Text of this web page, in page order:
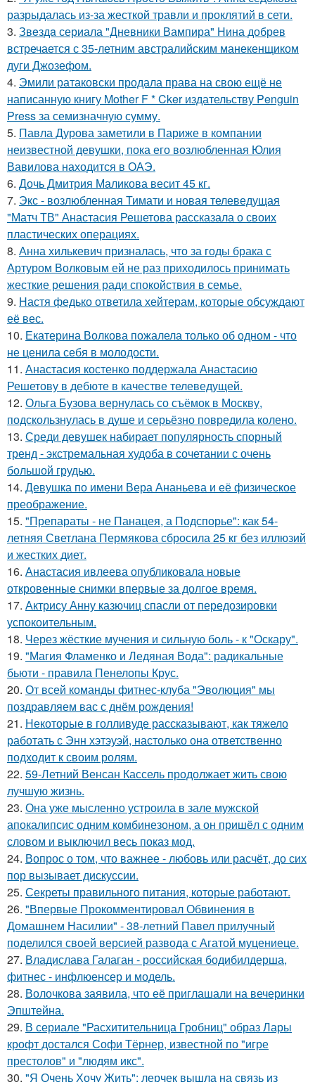
разрыдалась из-за жесткой травли и проклятий в сети.
3. Звeздa сериала "Дневники Вампира" Нина добрев
встречается с 35-летним австралийским манекенщиком
дуги Джозефом.
4. Эмили ратаковски продала права на свою ещё не
написанную книгу Mother F * Cker издательству Penguin
Press за семизначную сумму.
5. Павла Дурова заметили в Париже в компании
неизвестной девушки, пока его возлюбленная Юлия
Вавилова находится в ОАЭ.
6. Дочь Дмитрия Маликова весит 45 кг.
7. Экс - возлюбленная Тимати и новая телеведущая
"Матч ТВ" Анастасия Решетова рассказала о своих
пластических операциях.
8. Анна хилькевич призналась, что за годы брака с
Артуром Волковым ей не раз приходилось принимать
жесткие решения ради спокойствия в семье.
9. Настя федько ответила хейтерам, которые обсуждают
её вес.
10. Екатерина Волкова пожалела только об одном - что
не ценила себя в молодости.
11. Анастасия костенко поддержала Анастасию
Решетову в дебюте в качестве телеведущей.
12. Ольга Бузова вернулась со съёмок в Москву,
подскользнулась в душе и серьёзно повредила колено.
13. Среди девушек набирает популярность спорный
тренд - экстремальная худоба в сочетании с очень
большой грудью.
14. Девушка по имени Вера Ананьева и её физическое
преображение.
15. "Препараты - не Панацея, а Подспорье": как 54-
летняя Светлана Пермякова сбросила 25 кг без иллюзий
и жестких диет.
16. Анастасия ивлеева опубликовала новые
откровенные снимки впервые за долгое время.
17. Актрису Анну казючиц спасли от передозировки
успокоительным.
18. Через жёсткие мучения и сильную боль - к "Оскару".
19. "Магия Фламенко и Ледяная Вода": радикальные
бьюти - правила Пенелопы Крус.
20. От всей команды фитнес-клуба "Эволюция" мы
поздравляем вас с днём рождения!
21. Некоторые в голливуде рассказывают, как тяжело
работать с Энн хэтэуэй, настолько она ответственно
подходит к своим ролям.
22. 59-Летний Венсан Кассель продолжает жить свою
лучшую жизнь.
23. Она уже мысленно устроила в зале мужской
апокалипсис одним комбинезоном, а он пришёл с одним
словом и выключил весь показ мод.
24. Вопрос о том, что важнее - любовь или расчёт, до сих
пор вызывает дискуссии.
25. Секреты правильного питания, которые работают.
26. "Впервые Прокомментировал Обвинения в
Домашнем Насилии" - 38-летний Павел прилучный
поделился своей версией развода с Агатой муцениеце.
27. Владислава Галаган - российская бодибилдерша,
фитнес - инфлюенсер и модель.
28. Волочкова заявила, что её приглашали на вечеринки
Эпштейна.
29. В сериале "Расхитительница Гробниц" образ Лары
крофт достался Софи Тёрнер, известной по "игре
престолов" и "людям икс".
30. "Я Очень Хочу Жить": лерчек вышла на связь из